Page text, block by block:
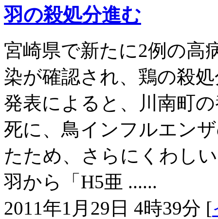
羽の殺処分進む
宮崎県で新たに2例の高
染が確認され、鶏の殺
発表によると、川南町
死に、鳥インフルエン
たため、さらにくわし
羽から「H5亜 ......
2011年1月29日 4時39分 [